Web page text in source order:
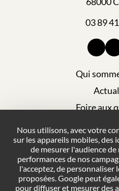
03 89
Qui
Foire aux
Plan
Politique de
Conditions
Nous utilisons, avec votre
sur les appareils mobiles,
de mesurer l'audience
performances de nos
l'acceptez, de personnaliser
proposées. Google peut
pour diffuser et mesurer des